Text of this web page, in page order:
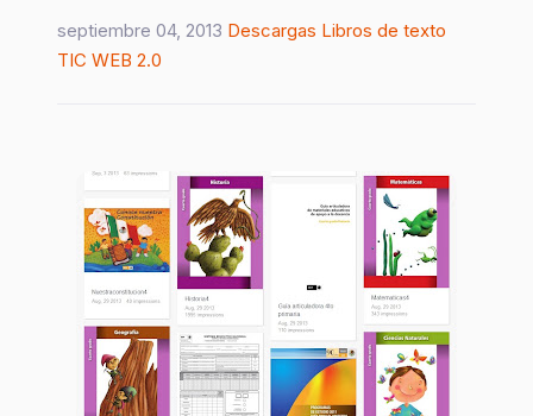
septiembre 04, 2013 Descargas Libros de texto
TIC WEB 2.0